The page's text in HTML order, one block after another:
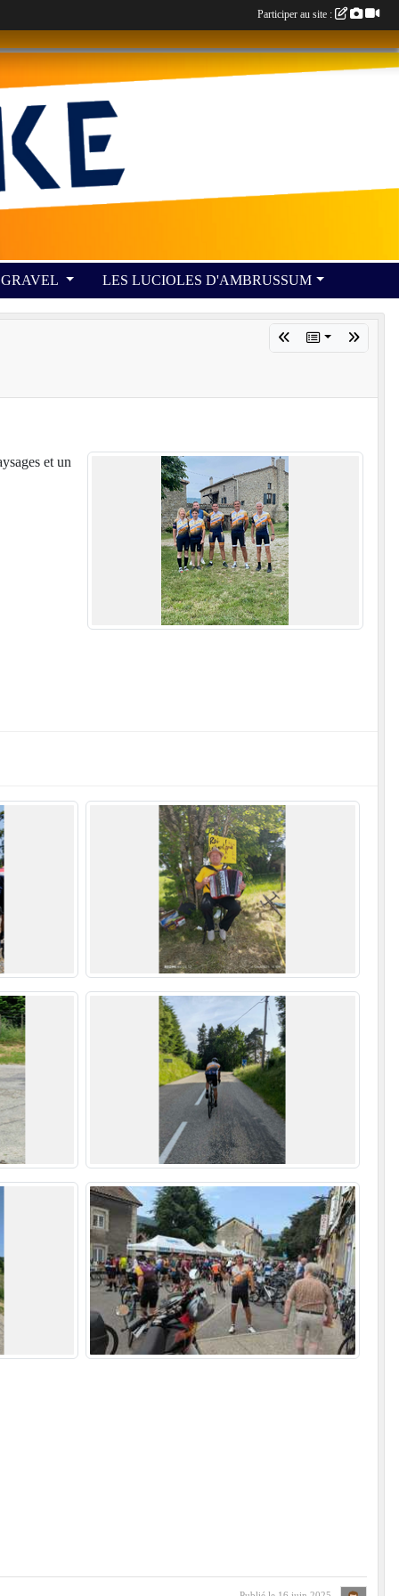
GRAVEL LES LUCIOLES D'AMBRUSSUM
et un
Participer au site :